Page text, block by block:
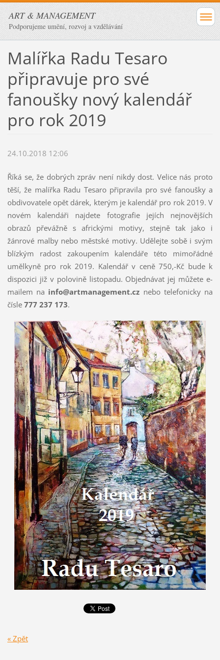
ART & MANAGEMENT
Podporujeme umění, rozvoj a vzdělávání
Malířka Radu Tesaro
připravuje pro své
fanoušky nový kalendář
pro rok 2019
24.10.2018 12:06
Říká se, že dobrých zpráv není nikdy dost. Velice nás proto
těší, že malířka Radu Tesaro připravila pro své fanoušky a
obdivovatele opět dárek, kterým je kalendář pro rok 2019. V
novém kalendáři najdete fotografie jejích nejnovějších
obrazů převážně s africkými motivy, stejně tak jako i
žánrové malby nebo městské motivy. Udělejte sobě i svým
blízkým radost zakoupením kalendáře této mimořádné
umělkyně pro rok 2019. Kalendář v ceně 750,-Kč bude k
dispozici již v polovině listopadu. Objednávat jej můžete e-
mailem na info@artmanagement.cz nebo telefonicky na
čísle 777 237 173.
« Zpět